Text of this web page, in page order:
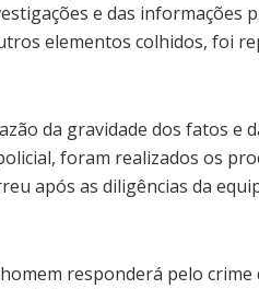
e das informações
elementos colhidos, foi
da gravidade dos fatos e
foram realizados os
após as diligências da
responderá pelo crime